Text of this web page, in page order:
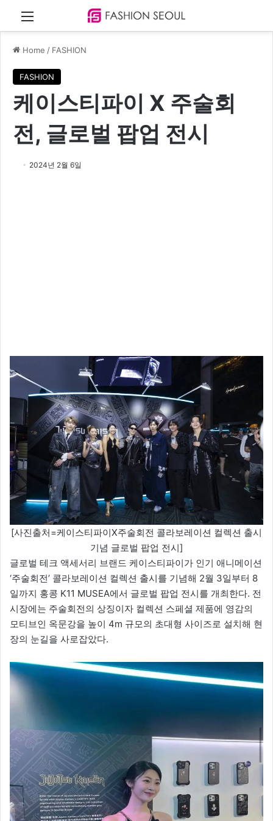
Menu
Home / FASHION
FASHION
케이스티파이 X 주술회
전, 글로벌 팝업 전시
2024년 2월 6일
[사진출처=케이스티파이X주술회전 콜라보레이션 컬렉션 출시
기념 글로벌 팝업 전시]
글로벌 테크 액세서리 브랜드 케이스티파이가 인기 애니메이션
‘주술회전’ 콜라보레이션 컬렉션 출시를 기념해 2월 3일부터 8
일까지 홍콩 K11 MUSEA에서 글로벌 팝업 전시를 개최한다. 전
시장에는 주술회전의 상징이자 컬렉션 스페셜 제품에 영감의
모티브인 옥문강을 높이 4m 규모의 초대형 사이즈로 설치해 현
장의 눈길을 사로잡았다.